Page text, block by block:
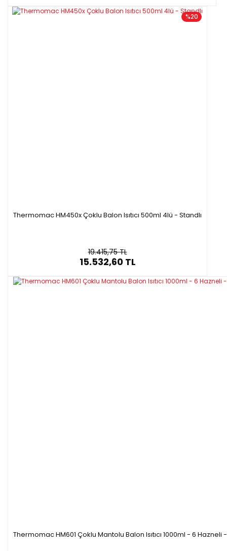
%20
Thermomac HM450x Çoklu Balon Isıtıcı 500ml 4lü - Standlı
19.415,75 TL
15.532,60 TL
Thermomac HM601 Çoklu Mantolu Balon Isıtıcı 1000ml - 6 Hazneli